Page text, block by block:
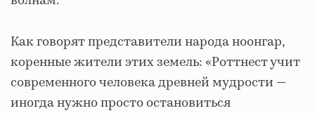
Как говорят представители народа ноонгар,
коренные жители этих земель: «Роттнест учит
современного человека древней мудрости —
иногда нужно просто остановиться